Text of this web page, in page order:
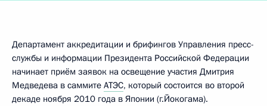
Департамент аккредитации и брифингов Управления пресс-
службы и информации Президента Российской Федерации
начинает приём заявок на освещение участия Дмитрия
Медведева в саммите АТЭС, который состоится во второй
декаде ноября 2010 года в Японии (г.Йокогама).